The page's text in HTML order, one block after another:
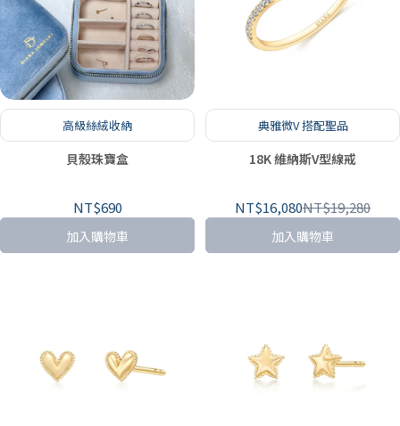
高級絲絨收納
貝殼珠寶盒
NT$690
加入購物車
典雅微V 搭配聖品
18K 維納斯V型線戒
NT$16,080NT$19,280
加入購物車